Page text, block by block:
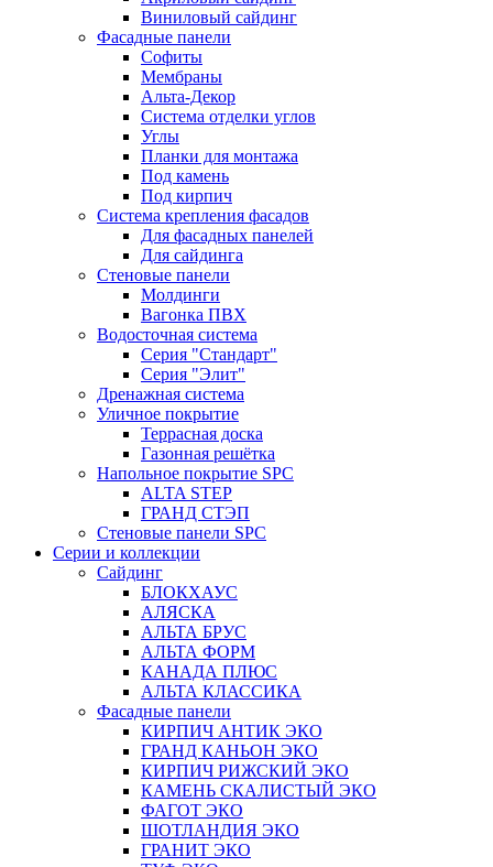
Виниловый сайдинг
Фасадные панели
Софиты
Мембраны
Альта-Декор
Система отделки углов
Углы
Планки для монтажа
Под камень
Под кирпич
Система крепления фасадов
Для фасадных панелей
Для сайдинга
Стеновые панели
Молдинги
Вагонка ПВХ
Водосточная система
Серия "Стандарт"
Серия "Элит"
Дренажная система
Уличное покрытие
Террасная доска
Газонная решётка
Напольное покрытие SPC
ALTA STEP
ГРАНД СТЭП
Стеновые панели SPC
Серии и коллекции
Сайдинг
БЛОКХАУС
АЛЯСКА
АЛЬТА БРУС
АЛЬТА ФОРМ
КАНАДА ПЛЮС
АЛЬТА КЛАССИКА
Фасадные панели
КИРПИЧ АНТИК ЭКО
ГРАНД КАНЬОН ЭКО
КИРПИЧ РИЖСКИЙ ЭКО
КАМЕНЬ СКАЛИСТЫЙ ЭКО
ФАГОТ ЭКО
ШОТЛАНДИЯ ЭКО
ГРАНИТ ЭКО